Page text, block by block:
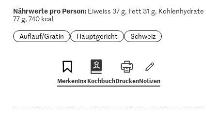
Nährwerte pro Person:Eiweiss 37 g, Fett 31 g, Kohlenhydrate
77 g, 740 kcal
Auflauf/Gratin
Hauptgericht Schweiz
MerkenIns KochbuchDruckenNotizen